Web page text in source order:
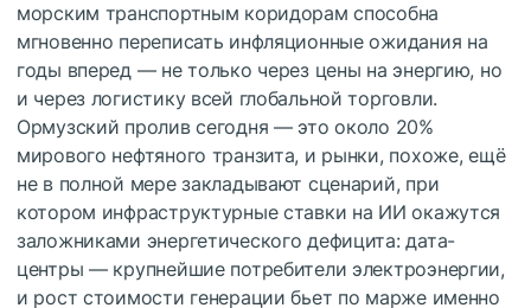
морским транспортным коридорам способна
мгновенно переписать инфляционные ожидания на
годы вперед — не только через цены на энергию, но
и через логистику всей глобальной торговли.
Ормузский пролив сегодня — это около 20%
мирового нефтяного транзита, и рынки, похоже, ещё
не в полной мере закладывают сценарий, при
котором инфраструктурные ставки на ИИ окажутся
заложниками энергетического дефицита: дата-
центры — крупнейшие потребители электроэнергии,
и рост стоимости генерации бьет по марже именно